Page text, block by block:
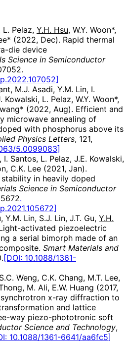
L. Pelaz, Y.H. Hsu, W.Y. Woon*,
(2022, Dec). Rapid thermal
die device
Science in Semiconductor
M.J. Asadi, Y.M. Lin, I.
Kowalski, L. Pelaz, W.Y. Woon*,
(2022, Aug). Efficient and
microwave annealing of
with phosphorus above its
Physics Letters, 121,
5.0099083]
, I. Santos, L. Pelaz, J.E. Kowalski,
C.K. Lee (2021, Jan).
in heavily doped
Science in Semiconductor
.
Y.M. Lin, S.J. Lin, J.T. Gu, Y.H.
activated piezoelectric
a serial bimorph made of an
Smart Materials and
[DOI: 10.1088/1361-
Weng, C.K. Chang, M.T. Lee,
M. Ali, E.W. Huang (2017,
x-ray diffraction to
and lattice
way piezo-phototronic soft
Science and Technology,
10.1088/1361-6641/aa6fc5]